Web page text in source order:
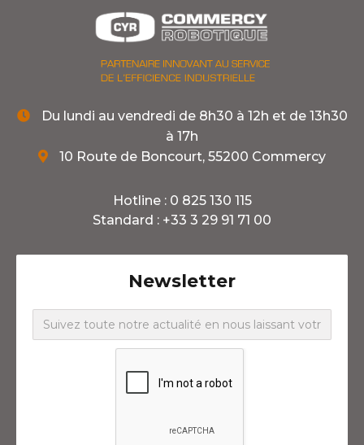

Du lundi au vendredi de 8h30 à 12h et de 13h30
à 17h
 10 Route de Boncourt, 55200 Commercy
Hotline : 0 825 130 115
Standard : +33 3 29 91 71 00
Newsletter